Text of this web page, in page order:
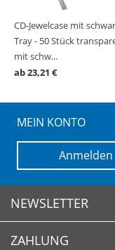
CD-Jewelcase mit
Tray - 50 Stück
mit schw...
ab 23,21 €
MEIN KONTO
Anmelden
NEWSLETTER
Newsletter abonnieren
ZAHLUNG